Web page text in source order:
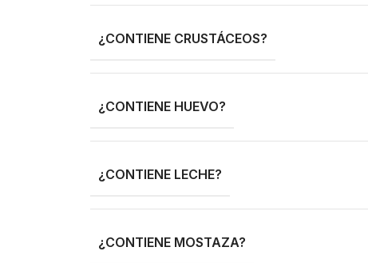
¿CONTIENE CRUSTÁCEOS?
¿CONTIENE HUEVO?
¿CONTIENE LECHE?
¿CONTIENE MOSTAZA?